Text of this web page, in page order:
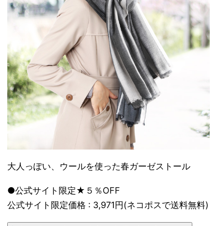
大人っぽい、ウールを使った春ガーゼストール
●公式サイト限定★５％OFF
公式サイト限定価格 : 3,971円(ネコポスで送料無料)